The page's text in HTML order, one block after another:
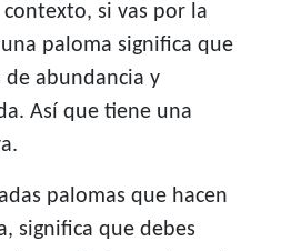
si vas por la
paloma significa que
abundancia y
Así que tiene una
palomas que hacen
significa que debes